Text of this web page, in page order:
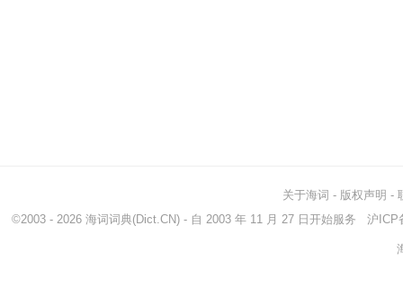
关于海词 - 版权声明 -
©2003 - 2026 海词词典(Dict.CN) - 自 2003 年 11 月 27 日开始服务 沪ICP